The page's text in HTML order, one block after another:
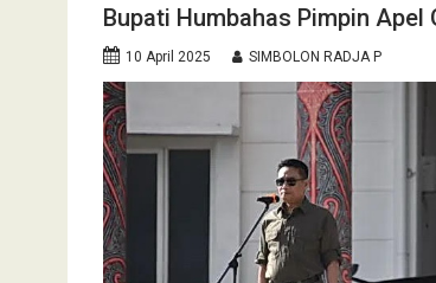
Bupati Humbahas Pimpin Apel
10 April 2025 SIMBOLON RADJA P